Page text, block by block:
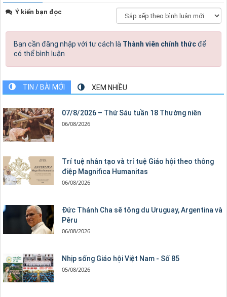
Ý kiến bạn đọc
Bạn cần đăng nhập với tư cách là Thành viên chính thứcđể
có thể bình luận
TIN / BÀI MỚI XEM NHIỀU
07/8/2026 – Thứ Sáu tuần 18 Thường niên
06/08/2026
Trí tuệ nhân tạo và trí tuệ Giáo hội theo thông
điệp Magnifica Humanitas
06/08/2026
Đức Thánh Cha sẽ tông du Uruguay, Argentina và
Pêru
06/08/2026
Nhịp sống Giáo hội Việt Nam - Số 85
05/08/2026